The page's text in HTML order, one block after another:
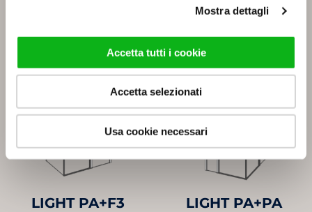
Mostra dettagli
Accetta tutti i cookie
Accetta selezionati
Usa cookie necessari
LIGHT D2+D2
LIGHT PA+F3 LIGHT PA+PA